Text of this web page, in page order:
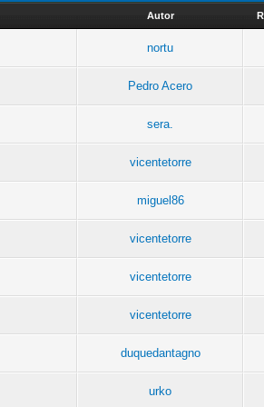
Autor
nortu
Pedro Acero
sera.
vicentetorre
miguel86
vicentetorre
vicentetorre
vicentetorre
duquedantagno
urko